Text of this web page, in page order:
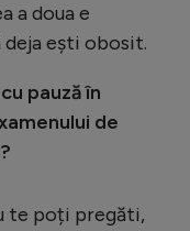
a doua e
deja ești obosit.
pauză în
de
te poți pregăti,